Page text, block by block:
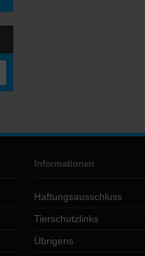
Informationen
Haftungsausschluss
Tierschutzlinks
Übrigens